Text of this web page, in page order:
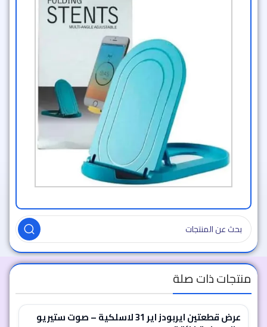
منتجات ذات صلة
عرض قطعتين ايربودز اير 31 لاسلكية – صوت ستيريو